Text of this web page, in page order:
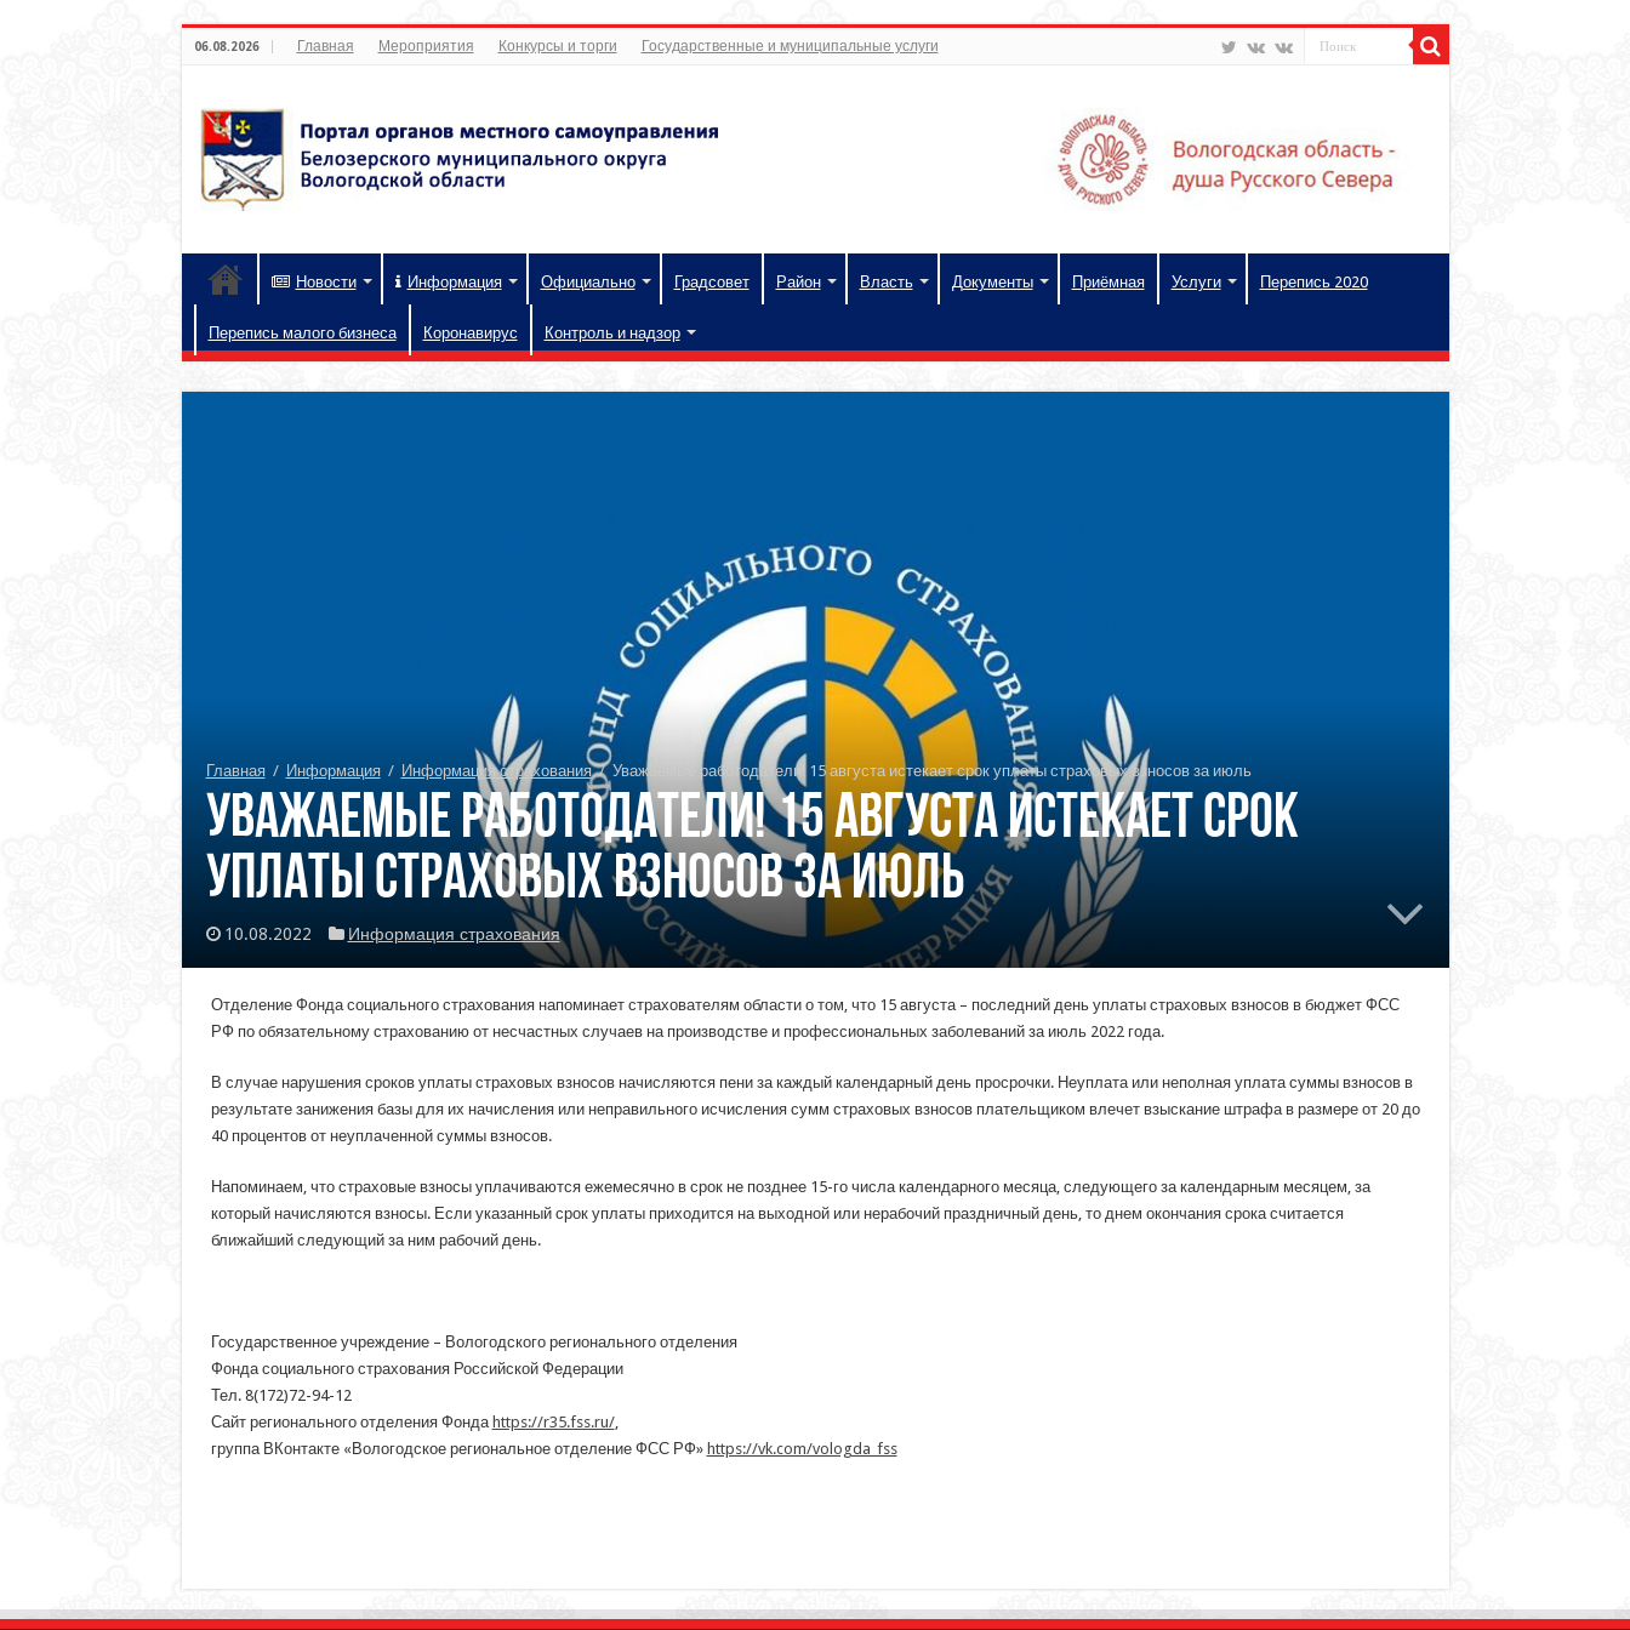
06.08.2026 Главная Мероприятия Конкурсы и торги Государственные и муниципальные услуги
Новости Информация Официально Градсовет Район Власть Документы Приёмная Услуги Перепись 2020
Перепись малого бизнеса Коронавирус Контроль и надзор
Главная / Информация / Информация страхования / Уважаемые работодатели! 15 августа истекает срок уплаты страховых взносов за июль
Уважаемые работодатели! 15 августа истекает срок
уплаты страховых взносов за июль
10.08.2022 Информация страхования
Отделение Фонда социального страхования напоминает страхователям области о том, что 15 августа – последний день уплаты страховых взносов в бюджет ФСС
РФ по обязательному страхованию от несчастных случаев на производстве и профессиональных заболеваний за июль 2022 года.
В случае нарушения сроков уплаты страховых взносов начисляются пени за каждый календарный день просрочки. Неуплата или неполная уплата суммы взносов в
результате занижения базы для их начисления или неправильного исчисления сумм страховых взносов плательщиком влечет взыскание штрафа в размере от 20 до
40 процентов от неуплаченной суммы взносов.
Напоминаем, что страховые взносы уплачиваются ежемесячно в срок не позднее 15-го числа календарного месяца, следующего за календарным месяцем, за
который начисляются взносы. Если указанный срок уплаты приходится на выходной или нерабочий праздничный день, то днем окончания срока считается
ближайший следующий за ним рабочий день.
Государственное учреждение – Вологодского регионального отделения
Фонда социального страхования Российской Федерации
Тел. 8(172)72-94-12
Сайт регионального отделения Фонда https://r35.fss.ru/,
группа ВКонтакте «Вологодское региональное отделение ФСС РФ» https://vk.com/vologda_fss